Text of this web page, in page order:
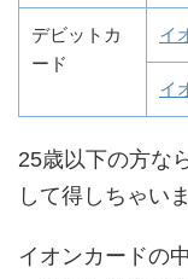
デビットカ
ード
イ
イ
25歳以下の方な
して得しちゃい
イオンカードの